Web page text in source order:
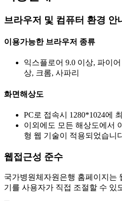
브라우저 및 컴퓨터 환경 안
이용가능한 브라우저 종류
익스플로어 9.0 이상, 파이
상, 크롬, 사파리
화면해상도
PC로 접속시 1280*1024에
이외에도 모든 해상도에서
형 웹 기술이 적용되었습니
웹접근성 준수
국가병원체자원은행 홈페이지는
기를 사용자가 직접 조절할 수 있